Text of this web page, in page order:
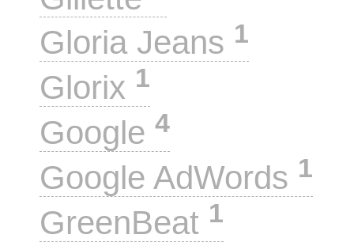
Gloria Jeans 1
Glorix 1
Google 4
Google AdWords 1
GreenBeat 1